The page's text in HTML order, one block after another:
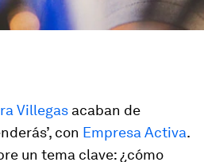
Villegas acaban de
con Empresa Activa.
un tema clave: ¿cómo